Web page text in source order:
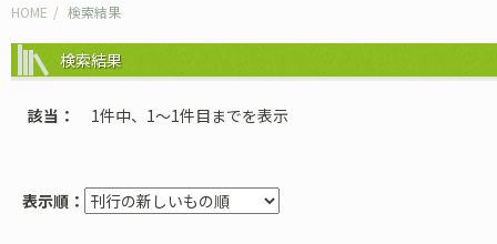
HOME 検索結果
検索結果
該当 1件中、1〜1件目までを表示
表示順：